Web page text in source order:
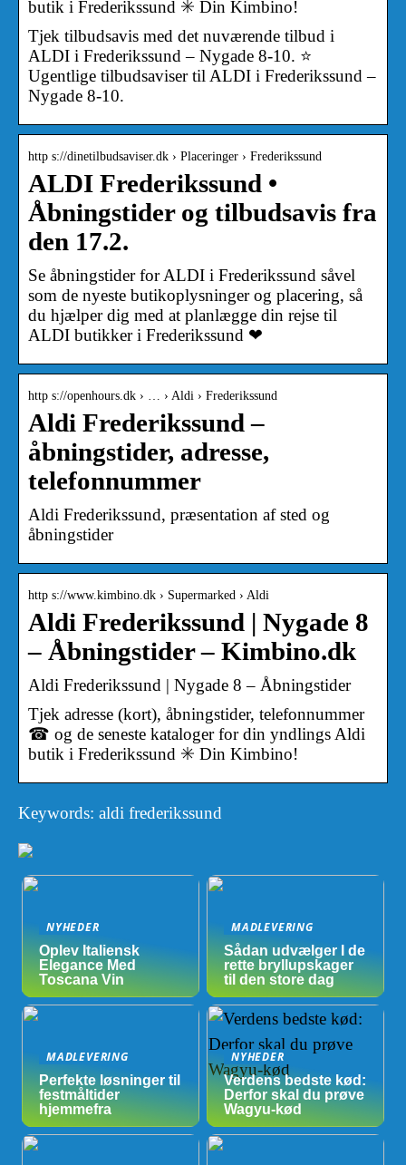
butik i Frederikssund ✳️ Din Kimbino!
Tjek tilbudsavis med det nuværende tilbud i
ALDI i Frederikssund – Nygade 8-10. ⭐
Ugentlige tilbudsaviser til ALDI i Frederikssund –
Nygade 8-10.
http s://dinetilbudsaviser.dk › Placeringer › Frederikssund
ALDI Frederikssund •
Åbningstider og tilbudsavis fra
den 17.2.
Se åbningstider for ALDI i Frederikssund såvel
som de nyeste butikoplysninger og placering, så
du hjælper dig med at planlægge din rejse til
ALDI butikker i Frederikssund ❤
http s://openhours.dk › … › Aldi › Frederikssund
Aldi Frederikssund –
åbningstider, adresse,
telefonnummer
Aldi Frederikssund, præsentation af sted og
åbningstider
http s://www.kimbino.dk › Supermarked › Aldi
Aldi Frederikssund | Nygade 8
– Åbningstider – Kimbino.dk
Aldi Frederikssund | Nygade 8 – Åbningstider
Tjek adresse (kort), åbningstider, telefonnummer
☎ og de seneste kataloger for din yndlings Aldi
butik i Frederikssund ✳️ Din Kimbino!
Keywords: aldi frederikssund
NYHEDER
Oplev Italiensk
Elegance Med
Toscana Vin
MADLEVERING
Sådan udvælger I de
rette bryllupskager
til den store dag
MADLEVERING
Perfekte løsninger til
festmåltider
hjemmefra
NYHEDER
Verdens bedste kød:
Derfor skal du prøve
Wagyu-kød